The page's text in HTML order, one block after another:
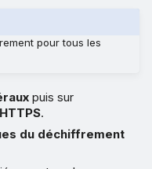
pour tous les
puis sur
.
du déchiffrement